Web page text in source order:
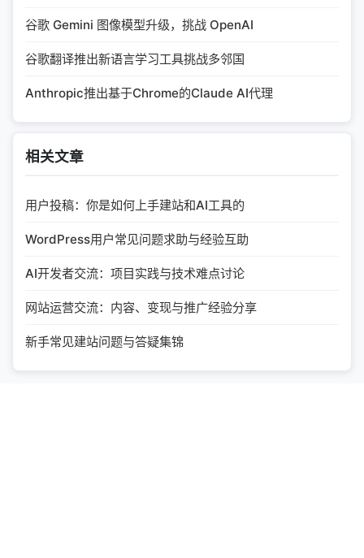
谷歌 Gemini 图像模型升级，挑战 OpenAI
谷歌翻译推出新语言学习工具挑战多邻国
Anthropic推出基于Chrome的Claude AI代理
相关文章
用户投稿：你是如何上手建站和AI工具的
WordPress用户常见问题求助与经验互助
AI开发者交流：项目实践与技术难点讨论
网站运营交流：内容、变现与推广经验分享
新手常见建站问题与答疑集锦